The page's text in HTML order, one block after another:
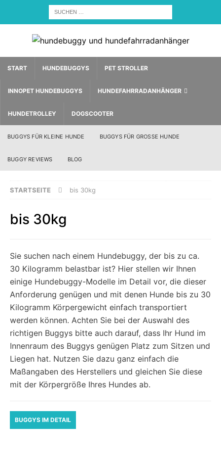
START HUNDEBUGGYS PET STROLLER
INNOPET HUNDEBUGGYS HUNDEFAHRRADANHÄNGER
HUNDETROLLEY DOGSCOOTER
BUGGYS FÜR KLEINE HUNDE BUGGYS FÜR GROSSE HUNDE
BUGGY REVIEWS BLOG
STARTSEITE bis 30kg
bis 30kg
Sie suchen nach einem Hundebuggy, der bis zu ca.
30 Kilogramm belastbar ist? Hier stellen wir Ihnen
einige Hundebuggy-Modelle im Detail vor, die dieser
Anforderung genügen und mit denen Hunde bis zu 30
Kilogramm Körpergewicht einfach transportiert
werden können. Achten Sie bei der Auswahl des
richtigen Buggys bitte auch darauf, dass Ihr Hund im
Innenraum des Buggys genügen Platz zum Sitzen und
Liegen hat. Nutzen Sie dazu ganz einfach die
Maßangaben des Herstellers und gleichen Sie diese
mit der Körpergröße Ihres Hundes ab.
BUGGYS IM DETAIL